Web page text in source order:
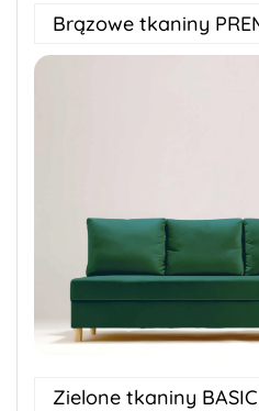
Brązowe tkaniny
Zielone tkaniny BASIC